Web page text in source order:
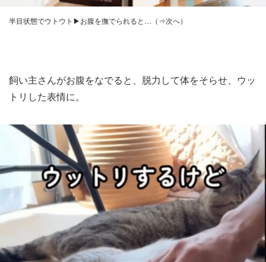
半目状態でウトウト▶お腹を撫でられると…（⇒次へ）
飼い主さんがお腹をなでると、脱力して体をそらせ、ウッ
トリした表情に。